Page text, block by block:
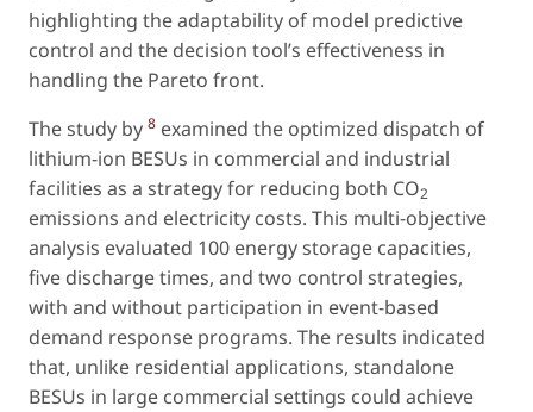
highlighting the adaptability of model predictive
control and the decision tool’s effectiveness in
handling the Pareto front.
The study by 8 examined the optimized dispatch of
lithium-ion BESUs in commercial and industrial
facilities as a strategy for reducing both CO2
emissions and electricity costs. This multi-objective
analysis evaluated 100 energy storage capacities,
five discharge times, and two control strategies,
with and without participation in event-based
demand response programs. The results indicated
that, unlike residential applications, standalone
BESUs in large commercial settings could achieve